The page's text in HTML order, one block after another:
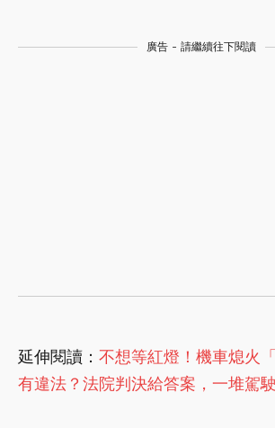
廣告 - 請繼續往下閱讀
延伸閱讀： 不想等紅燈！機車熄火
有違法？法院判決給答案，一堆駕